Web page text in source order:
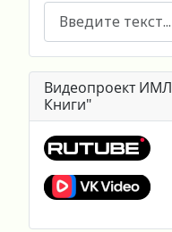
Поиск
Видеопроект
Книги"